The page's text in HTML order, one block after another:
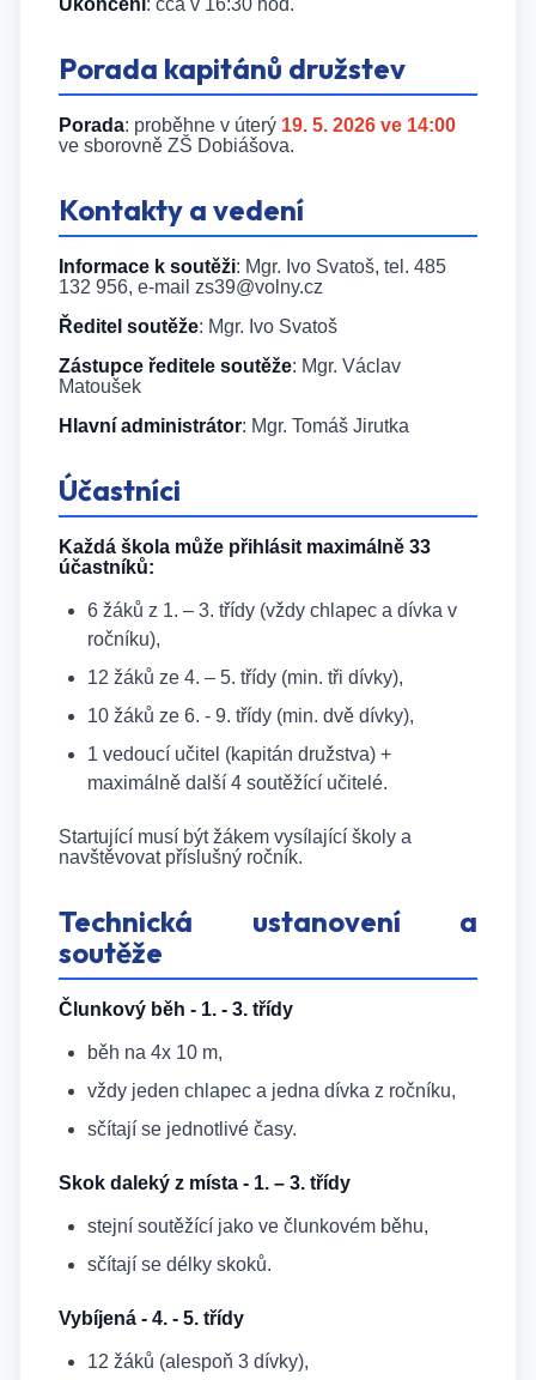
Ukončení : cca v 16:30 hod.
Porada kapitánů družstev
Porada: proběhne v úterý 19. 5. 2026 ve 14:00
ve sborovně ZŠ Dobiášova.
Kontakty a vedení
Informace k soutěži: Mgr. Ivo Svatoš, tel. 485
132 956, e-mail zs39@volny.cz
Ředitel soutěže: Mgr. Ivo Svatoš
Zástupce ředitele soutěže: Mgr. Václav
Matoušek
Hlavní administrátor: Mgr. Tomáš Jirutka
Účastníci
Každá škola může přihlásit maximálně 33
účastníků:
6 žáků z 1. – 3. třídy (vždy chlapec a dívka v
ročníku),
12 žáků ze 4. – 5. třídy (min. tři dívky),
10 žáků ze 6. - 9. třídy (min. dvě dívky),
1 vedoucí učitel (kapitán družstva) +
maximálně další 4 soutěžící učitelé.
Startující musí být žákem vysílající školy a
navštěvovat příslušný ročník.
Technická ustanovení a
soutěže
Člunkový běh - 1. - 3. třídy
běh na 4x 10 m,
vždy jeden chlapec a jedna dívka z ročníku,
sčítají se jednotlivé časy.
Skok daleký z místa - 1. – 3. třídy
stejní soutěžící jako ve člunkovém běhu,
sčítají se délky skoků.
Vybíjená - 4. - 5. třídy
12 žáků (alespoň 3 dívky),